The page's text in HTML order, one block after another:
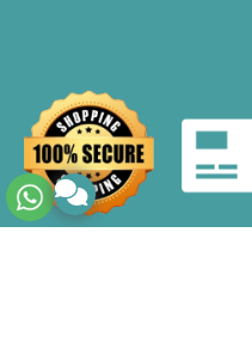
אתר זה מאובטח על-ידי תקן PCI, סטנדרט האבטחה המחמיר